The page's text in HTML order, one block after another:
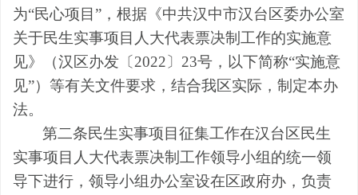
为“民心项目”，根据《中共汉中市汉台区委办公室
关于民生实事项目人大代表票决制工作的实施意
见》（汉区办发〔 2022 〕 23号，以下简称“实施意
见”）等有关文件要求，结合我区实际，制定本办
法。
第二条民生实事项目征集工作在汉台区民生
实事项目人大代表票决制工作领导小组的统一领
导下进行，领导小组办公室设在区政府办，负责